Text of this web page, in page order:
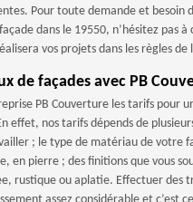
Pour toute demande et besoin
dans le 19550, n’hésitez pas à
vos projets dans les règles de
de façades avec PB
PB Couverture les tarifs pour
effet, nos tarifs dépends de
; le type de matériau de votre
en pierre ; des finitions que vous
rustique ou aplatie. Effectuer des